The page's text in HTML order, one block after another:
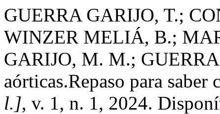
GUERRA GARIJO, T.;
WINZER MELIÁ, B.;
GARIJO, M. M.;
aórticas.Repaso para
l.], v. 1, n. 1, 2024.